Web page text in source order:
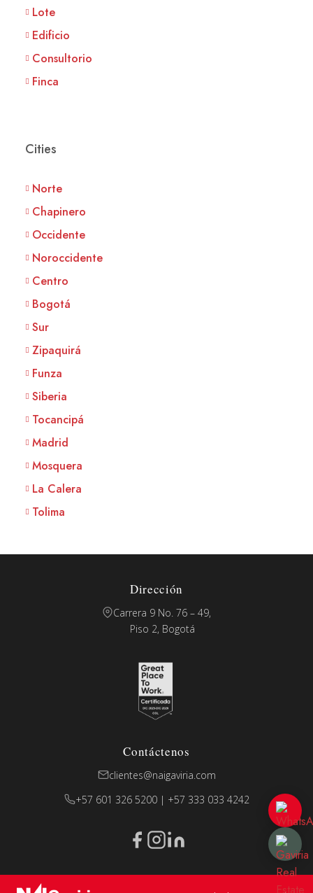
Lote
Edificio
Consultorio
Finca
Cities
Norte
Chapinero
Occidente
Noroccidente
Centro
Bogotá
Sur
Zipaquirá
Funza
Siberia
Tocancipá
Madrid
Mosquera
La Calera
Tolima
Dirección
Carrera 9 No. 76 – 49,
Piso 2, Bogotá
Contáctenos
clientes@naigaviria.com
+57 601 326 5200 | +57 333 033 4242